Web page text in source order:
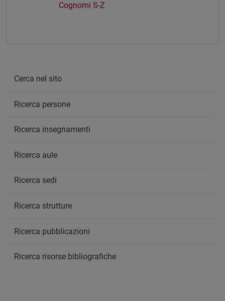
Cognomi S-Z
Cerca nel sito
Ricerca persone
Ricerca insegnamenti
Ricerca aule
Ricerca sedi
Ricerca strutture
Ricerca pubblicazioni
Ricerca risorse bibliografiche